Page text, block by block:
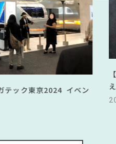
テック東京2024 イベン